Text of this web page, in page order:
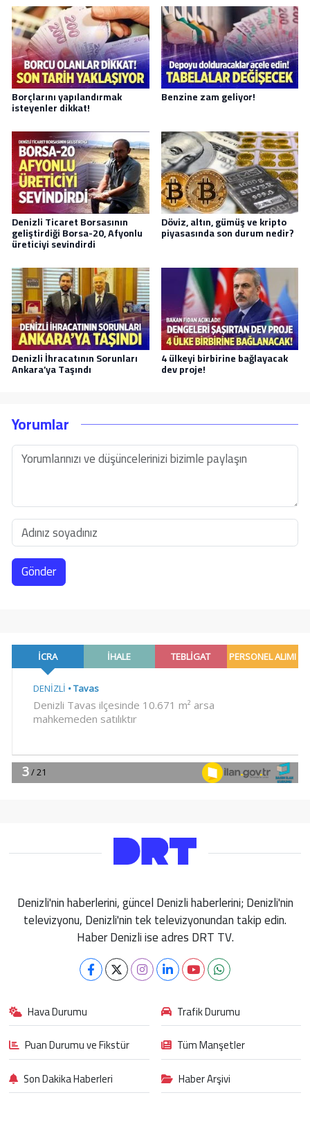
Borçlarını yapılandırmak
isteyenler dikkat!
Benzine zam geliyor!
Denizli Ticaret Borsasının
geliştirdiği Borsa-20, Afyonlu
üreticiyi sevindirdi
Döviz, altın, gümüş ve kripto
piyasasında son durum nedir?
Denizli İhracatının Sorunları
Ankara’ya Taşındı
4 ülkeyi birbirine bağlayacak
dev proje!
Yorumlar
Gönder
Denizli'nin haberlerini, güncel Denizli haberlerini; Denizli'nin
televizyonu, Denizli'nin tek televizyonundan takip edin.
Haber Denizli ise adres DRT TV.
Hava Durumu
Trafik Durumu
Puan Durumu ve Fikstür
Tüm Manşetler
Son Dakika Haberleri
Haber Arşivi